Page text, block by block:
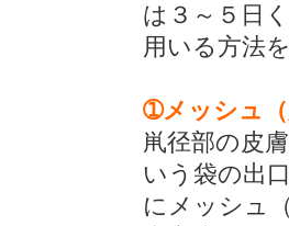
は３～５日
用いる方法
➀メッシュ
鼡径部の皮
いう袋の出
にメッシュ